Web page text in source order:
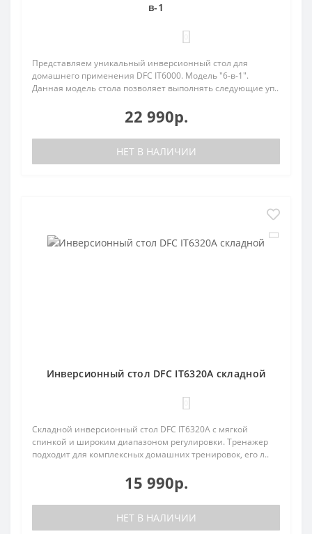
в-1
Представляем уникальный инверсионный стол для
домашнего применения DFC IT6000. Модель "6-в-1".
Данная модель стола позволяет выполнять следующие уп..
22 990р.
НЕТ В НАЛИЧИИ
Инверсионный стол DFC IT6320A складной
Складной инверсионный стол DFC IT6320A с мягкой
спинкой и широким диапазоном регулировки. Тренажер
подходит для комплексных домашних тренировок, его л..
15 990р.
НЕТ В НАЛИЧИИ